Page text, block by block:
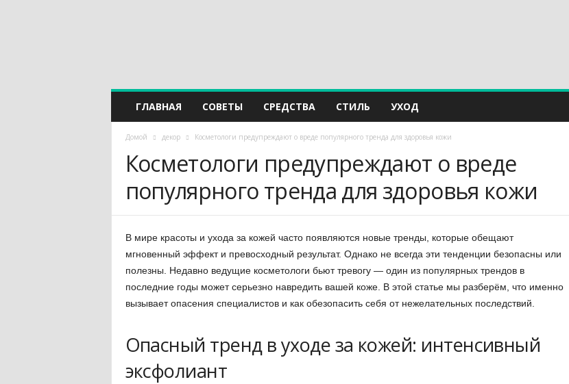
ГЛАВНАЯ СОВЕТЫ СРЕДСТВА СТИЛЬ УХОД
Домой декор Косметологи предупреждают о вреде популярного тренда для здоровья кожи
Косметологи предупреждают о вреде
популярного тренда для здоровья кожи
В мире красоты и ухода за кожей часто появляются новые тренды, которые обещают
мгновенный эффект и превосходный результат. Однако не всегда эти тенденции безопасны или
полезны. Недавно ведущие косметологи бьют тревогу — один из популярных трендов в
последние годы может серьезно навредить вашей коже. В этой статье мы разберём, что именно
вызывает опасения специалистов и как обезопасить себя от нежелательных последствий.
Опасный тренд в уходе за кожей: интенсивный
эксфолиант